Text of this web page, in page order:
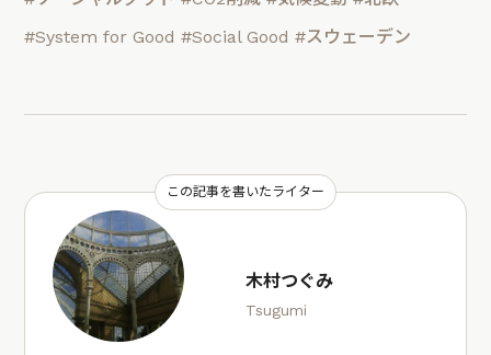
#System for Good #Social Good #スウェーデン
この記事を書いたライター
木村つぐみ
Tsugumi